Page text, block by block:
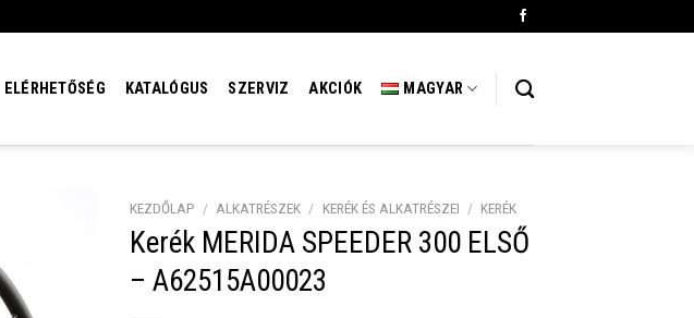
ELÉRHETŐSÉG KATALÓGUS SZERVIZ AKCIÓK MAGYAR
KEZDŐLAP / ALKATRÉSZEK / KERÉK ÉS ALKATRÉSZEI / KERÉK
Kerék MERIDA SPEEDER 300 ELSŐ
– A62515A00023